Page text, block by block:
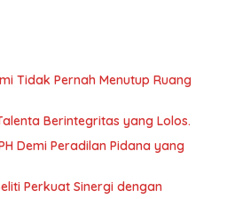
Tidak Pernah Menutup Ruang
Berintegritas yang Lolos.
Demi Peradilan Pidana yang
Perkuat Sinergi dengan